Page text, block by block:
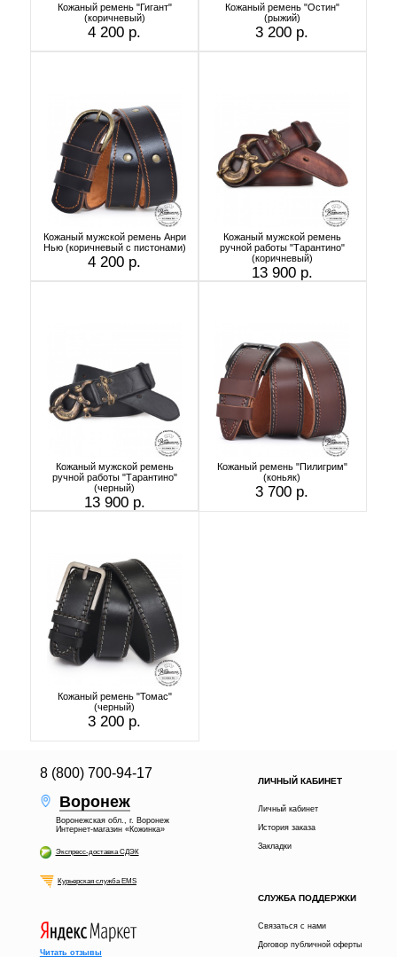
Кожаный ремень "Гигант"
(коричневый)
4 200 р.
Кожаный ремень "Остин"
(рыжий)
3 200 р.
Кожаный мужской ремень Анри
Нью (коричневый с пистонами)
4 200 р.
Кожаный мужской ремень
ручной работы "Тарантино"
(коричневый)
13 900 р.
Кожаный мужской ремень
ручной работы "Тарантино"
(черный)
13 900 р.
Кожаный ремень "Пилигрим"
(коньяк)
3 700 р.
Кожаный ремень "Томас"
(черный)
3 200 р.
8 (800) 700-94-17
Воронеж
Воронежская обл., г. Воронеж
Интернет-магазин «Кожинка»
Экспресс-доставка СДЭК
Курьерская служба EMS
ЛИЧНЫЙ КАБИНЕТ
Личный кабинет
История заказа
Закладки
СЛУЖБА ПОДДЕРЖКИ
Связаться с нами
Договор публичной оферты
Читать отзывы